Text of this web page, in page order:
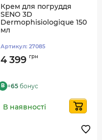
Крем для погруддя
SENO 3D
Dermophisiologique 150
мл
Артикул: 27085
4 399 грн
B +65 бонус
В наявності